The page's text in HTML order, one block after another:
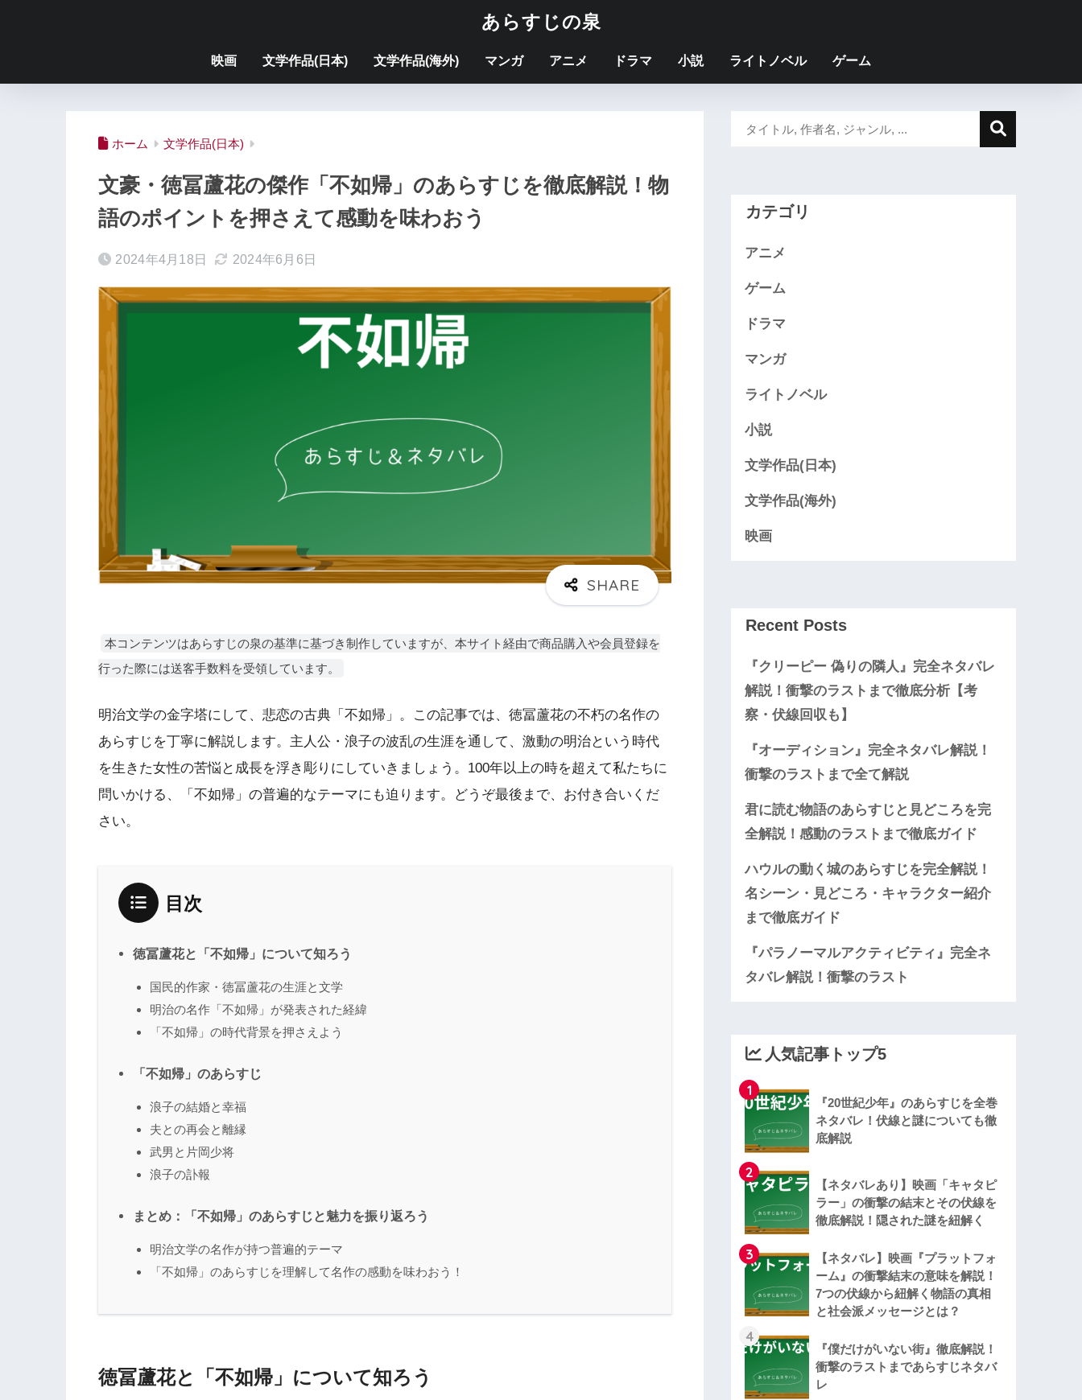
あらすじの泉
映画 文学作品(日本) 文学作品(海外) マンガ アニメ ドラマ 小説 ライトノベル ゲーム
ホーム 文学作品(日本)
文豪・徳冨蘆花の傑作「不如帰」のあらすじを徹底解説！物
語のポイントを押さえて感動を味わおう
2024年4月18日 2024年6月6日
本コンテンツはあらすじの泉の基準に基づき制作していますが、本サイト経由で商品購入や会員登録を
行った際には送客手数料を受領しています。
明治文学の金字塔にして、悲恋の古典「不如帰」。この記事では、徳冨蘆花の不朽の名作の
あらすじを丁寧に解説します。主人公・浪子の波乱の生涯を通して、激動の明治という時代
を生きた女性の苦悩と成長を浮き彫りにしていきましょう。100年以上の時を超えて私たちに
問いかける、「不如帰」の普遍的なテーマにも迫ります。どうぞ最後まで、お付き合いくだ
さい。
目次
徳冨蘆花と「不如帰」について知ろう
国民的作家・徳冨蘆花の生涯と文学
明治の名作「不如帰」が発表された経緯
「不如帰」の時代背景を押さえよう
「不如帰」のあらすじ
浪子の結婚と幸福
夫との再会と離縁
武男と片岡少将
浪子の訃報
まとめ：「不如帰」のあらすじと魅力を振り返ろう
明治文学の名作が持つ普遍的テーマ
「不如帰」のあらすじを理解して名作の感動を味わおう！
徳冨蘆花と「不如帰」について知ろう
カテゴリ
アニメ
ゲーム
ドラマ
マンガ
ライトノベル
小説
文学作品(日本)
文学作品(海外)
映画
Recent Posts
『クリーピー 偽りの隣人』完全ネタバレ
解説！衝撃のラストまで徹底分析【考
察・伏線回収も】
『オーディション』完全ネタバレ解説！
衝撃のラストまで全て解説
君に読む物語のあらすじと見どころを完
全解説！感動のラストまで徹底ガイド
ハウルの動く城のあらすじを完全解説！
名シーン・見どころ・キャラクター紹介
まで徹底ガイド
『パラノーマルアクティビティ』完全ネ
タバレ解説！衝撃のラスト
人気記事トップ5
1
『20世紀少年』のあらすじを全巻
ネタバレ！伏線と謎についても徹
底解説
2
【ネタバレあり】映画「キャタピ
ラー」の衝撃の結末とその伏線を
徹底解説！隠された謎を紐解く
3
【ネタバレ】映画『プラットフォ
ーム』の衝撃結末の意味を解説！
7つの伏線から紐解く物語の真相
と社会派メッセージとは？
4
『僕だけがいない街』徹底解説！
衝撃のラストまであらすじネタバ
レ